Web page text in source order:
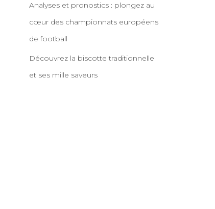
Analyses et pronostics : plongez au
cœur des championnats européens
de football
Découvrez la biscotte traditionnelle
et ses mille saveurs